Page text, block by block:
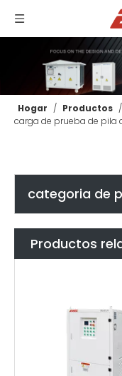
Hogar / Productos /
carga de prueba de pila
categoria de
Productos